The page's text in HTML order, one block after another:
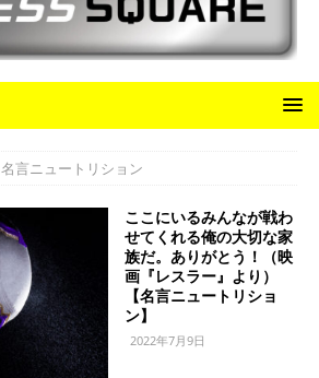
名言ニュートリション
ここにいるみんなが戦わ
せてくれる俺の大切な家
族だ。ありがとう！（映
画『レスラー』より）
【名言ニュートリショ
ン】
2022年7月9日